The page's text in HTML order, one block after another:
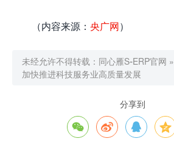
（内容来源： 央广网）
未经允许不得转载： 同心雁S-ERP官网 »
加快推进科技服务业高质量发展
分享到
   